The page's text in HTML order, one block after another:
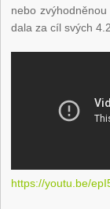
nebo
dala za cíl svých
https://youtu.be/